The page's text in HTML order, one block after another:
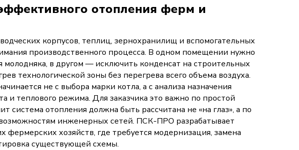
отопления ферм и
корпусов, теплиц, зернохранилищ и вспомогательных
производственного процесса. В одном помещении нужно
в другом — исключить конденсат на строительных
технологической зоны без перегрева всего объема воздуха.
не с выбора марки котла, а с анализа назначения
и теплового режима. Для заказчика это важно по простой
система отопления должна быть рассчитана не «на глаз», а по
инженерных сетей. ПСК-ПРО разрабатывает
хозяйств, где требуется модернизация, замена
существующей схемы.